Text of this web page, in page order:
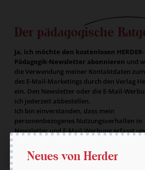
Der pädagogische
Ja, ich möchte den kostenlosen HERDER-
Pädagogik-Newsletter abonnieren und
die Verwendung meiner Kontaktdaten
des E-Mail-Marketings durch den Verlag
ein. Den Newsletter oder die E-Mail-
ich jederzeit abbestellen.
Ich bin einverstanden, dass mein
personenbezogenes Nutzungsverhalten in
Newsletter und E-Mail-Werbung erfasst
meine Interessen auszurichten. Über einen
Newsletter oder E-Mail kann ich diese
Neues von Herder